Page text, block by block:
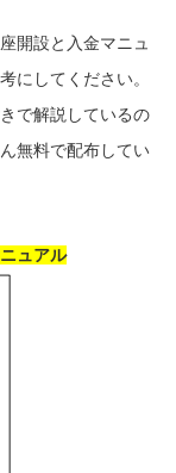
開設と入金マニュ
にしてください。
で解説しているの
無料で配布してい
ュアル